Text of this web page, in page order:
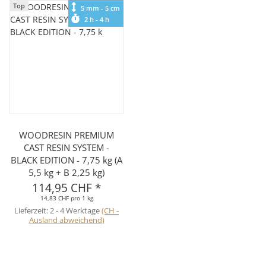
Top
5 mm - 5 cm
2 h - 4 h
WOODRESIN PREMIUM
CAST RESIN SYSTEM -
BLACK EDITION - 7,75 kg (A
5,5 kg + B 2,25 kg)
114,95 CHF *
14,83 CHF pro 1 kg
Lieferzeit:2 - 4 Werktage(CH -
Ausland abweichend)